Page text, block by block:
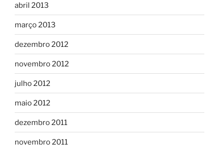
abril 2013
março 2013
dezembro 2012
novembro 2012
julho 2012
maio 2012
dezembro 2011
novembro 2011